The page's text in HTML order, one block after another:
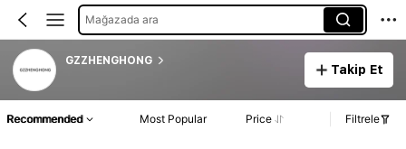
Mağazada ara
GZZHENGHONG
Takip Et
Recommended Most Popular Price Filtrele